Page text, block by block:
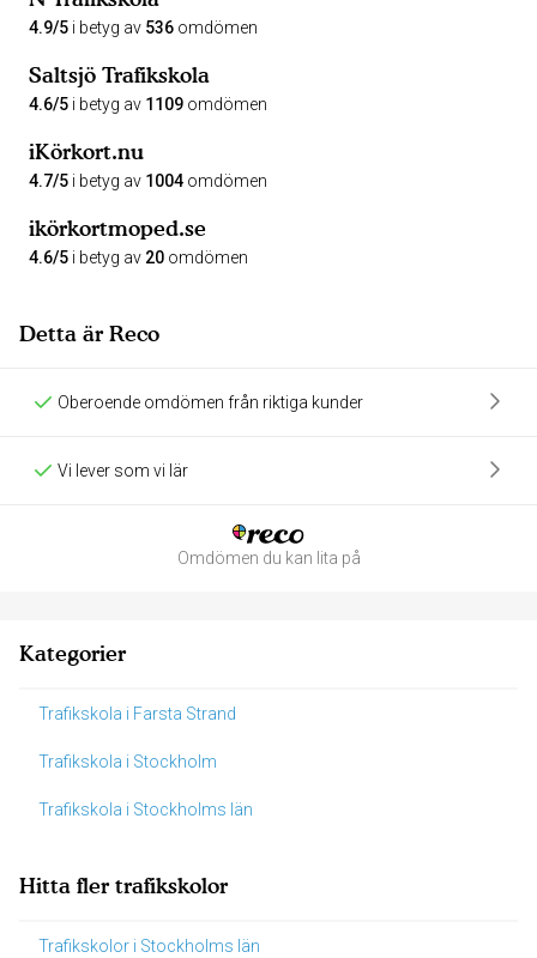
4.9/5 i betyg av 536 omdömen
Saltsjö Trafikskola
4.6/5 i betyg av 1109 omdömen
iKörkort.nu
4.7/5 i betyg av 1004 omdömen
ikörkortmoped.se
4.6/5 i betyg av 20 omdömen
Detta är Reco
Oberoende omdömen från riktiga kunder
Vi lever som vi lär
Omdömen du kan lita på
Kategorier
Trafikskola i Farsta Strand
Trafikskola i Stockholm
Trafikskola i Stockholms län
Hitta fler trafikskolor
Trafikskolor i Stockholms län